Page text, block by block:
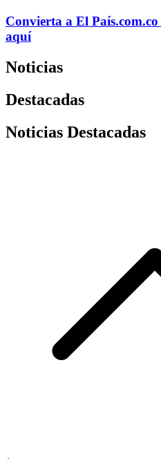
Convierta a El País.com.co
aquí
Noticias
Destacadas
Noticias Destacadas